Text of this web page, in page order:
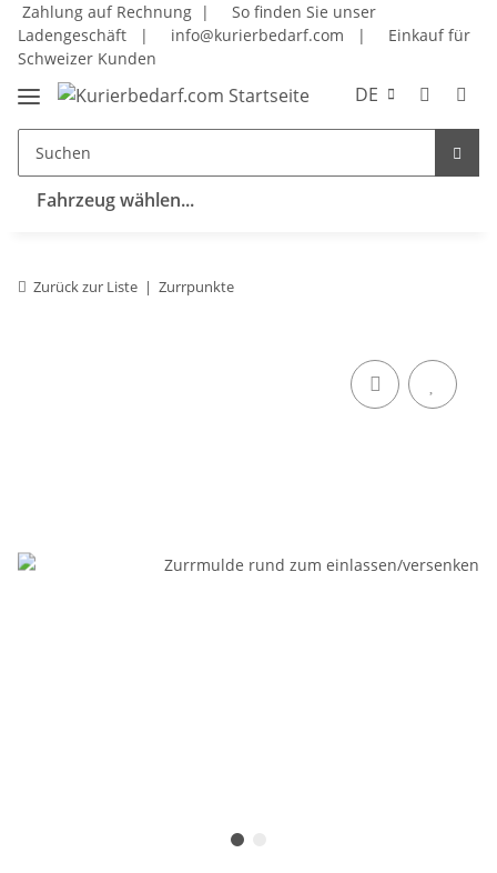
Zahlung auf Rechnung |
So finden Sie unser
Ladengeschäft
| info@kurierbedarf.com |
Einkauf für
Schweizer Kunden
DE
Fahrzeug wählen...
Zurück zur Liste Zurrpunkte